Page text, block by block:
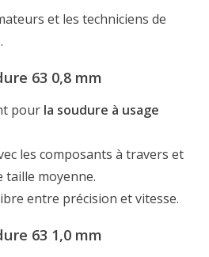
et les techniciens de
63 0,8 mm
pour la soudure à usage
les composants à travers et
taille moyenne.
entre précision et vitesse.
63 1,0 mm